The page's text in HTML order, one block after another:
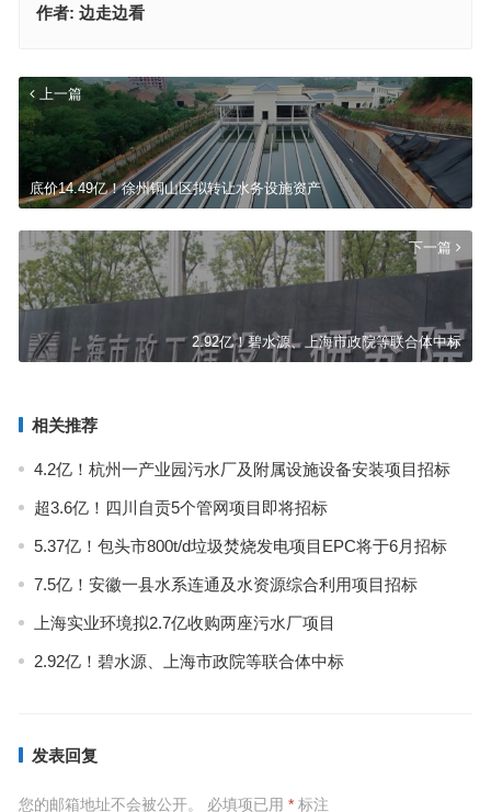
作者: 边走边看
上一篇
底价14.49亿！徐州铜山区拟转让水务设施资产
下一篇
2.92亿！碧水源、上海市政院等联合体中标
相关推荐
4.2亿！杭州一产业园污水厂及附属设施设备安装项目招标
超3.6亿！四川自贡5个管网项目即将招标
5.37亿！包头市800t/d垃圾焚烧发电项目EPC将于6月招标
7.5亿！安徽一县水系连通及水资源综合利用项目招标
上海实业环境拟2.7亿收购两座污水厂项目
2.92亿！碧水源、上海市政院等联合体中标
发表回复
您的邮箱地址不会被公开。 必填项已用 *标注